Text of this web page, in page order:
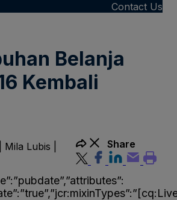
Contact Us
Belanja
Kembali
Lubis |
Share